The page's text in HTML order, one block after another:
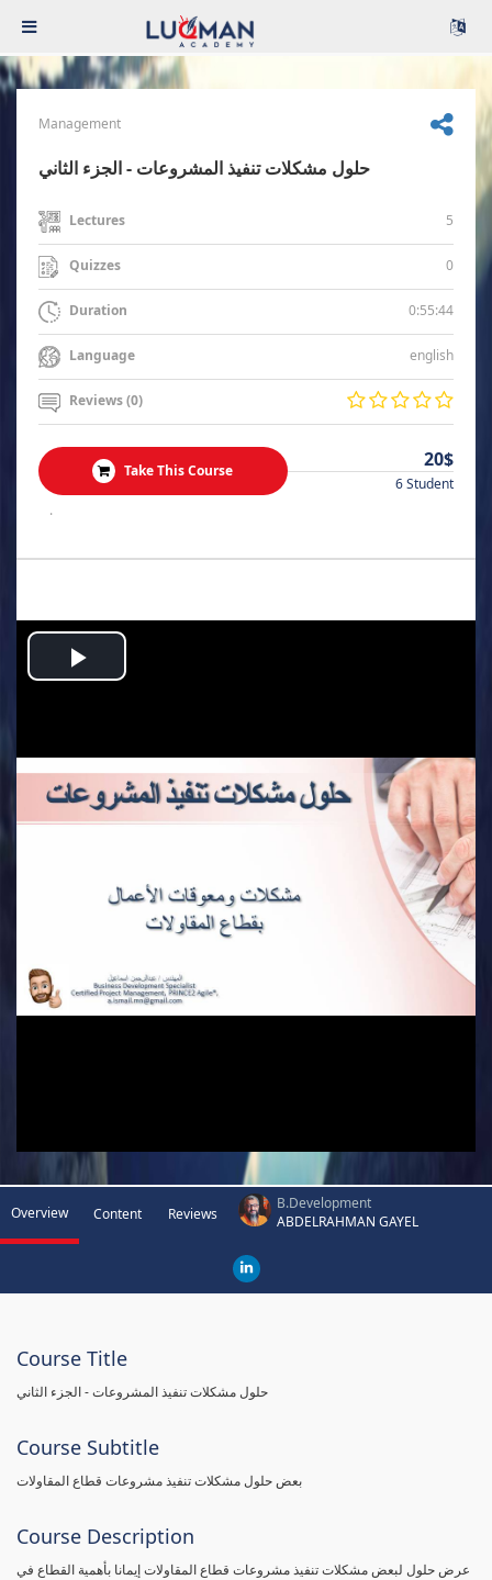
Management
حلول مشكلات تنفيذ المشروعات - الجزء الثاني
Lectures 5
Quizzes 0
Duration 0:55:44
Language english
Reviews (0)
Take This Course 20$
6 Student
.
Play
Overview Content Reviews
B.Development
ABDELRAHMAN GAYEL
Course Title
حلول مشكلات تنفيذ المشروعات - الجزء الثاني
Course Subtitle
بعض حلول مشكلات تنفيذ مشروعات قطاع المقاولات
Course Description
عرض حلول لبعض مشكلات تنفيذ مشروعات قطاع المقاولات إيمانا بأهمية القطاع في